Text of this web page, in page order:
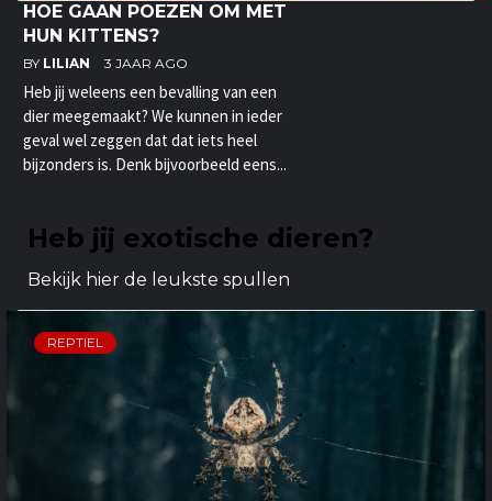
HOE GAAN POEZEN OM MET
HUN KITTENS?
BY LILIAN 3 JAAR AGO
Heb jij weleens een bevalling van een
dier meegemaakt? We kunnen in ieder
geval wel zeggen dat dat iets heel
bijzonders is. Denk bijvoorbeeld eens...
Heb jij exotische dieren?
Bekijk hier de leukste spullen
REPTIEL